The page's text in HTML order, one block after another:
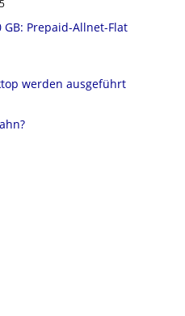
Prepaid-Allnet-Flat
werden ausgeführt